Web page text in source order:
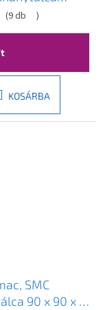
akril,
ERG-V06-
WH-CR
(9 db )
KOSÁRBA
SMC
90 x 90 x 3